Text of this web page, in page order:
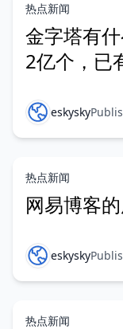
热点新闻
金字塔有
2亿个，已
eskysky
热点新闻
网易博客
eskysky
热点新闻